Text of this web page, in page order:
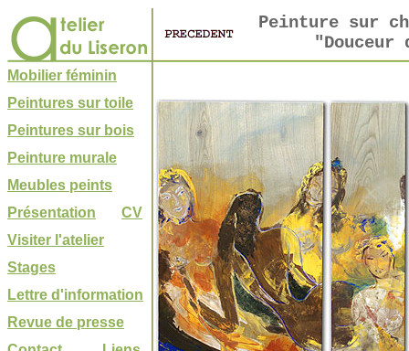
Peinture sur
"Douceur
Mobilier féminin
Peintures sur toile
Peintures sur bois
Peinture murale
Meubles peints
Présentation
CV
Visiter l'atelier
Stages
Lettre d'information
Revue de presse